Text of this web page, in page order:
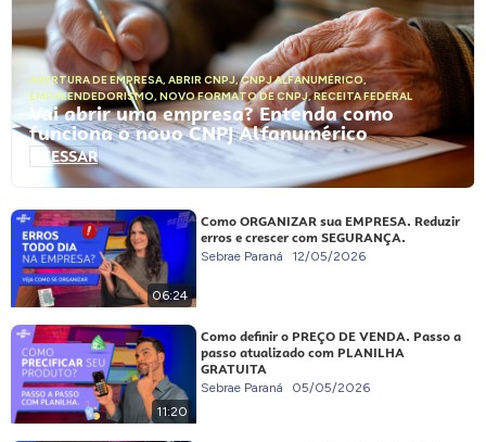
ABERTURA DE EMPRESA, ABRIR CNPJ,CNPJ ALFANUMÉRICO,
EMPREENDEDORISMO, NOVO FORMATO DE CNPJ,RECEITA FEDERAL
Vai abrir uma empresa? Entenda como
funciona o novo CNPJ Alfanumérico
ACESSAR
06:24
Como ORGANIZAR sua EMPRESA. Reduzir
erros e crescer com SEGURANÇA.
Sebrae Paraná 12/05/2026
11:20
Como definir o PREÇO DE VENDA. Passo a
passo atualizado com PLANILHA
GRATUITA
Sebrae Paraná 05/05/2026